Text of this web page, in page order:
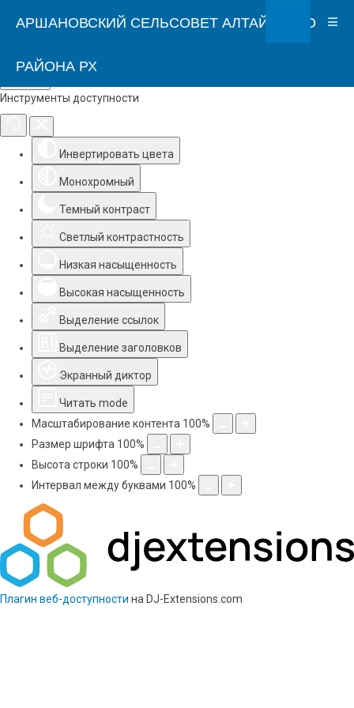
Инструменты доступности
Инвертировать цвета
Монохромный
Темный контраст
Светлый контрастность
Низкая насыщенность
Высокая насыщенность
Выделение ссылок
Выделение заголовков
Экранный диктор
Читать mode
Масштабирование контента 100%
Размер шрифта 100%
Высота строки 100%
Интервал между буквами 100%
Плагин веб-доступности на DJ-Extensions.com
АРШАНОВСКИЙ СЕЛЬСОВЕТ АЛТАЙСКОГО
РАЙОНА РХ